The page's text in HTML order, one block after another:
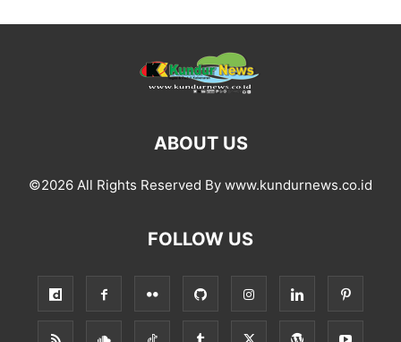
ABOUT US
©2026 All Rights Reserved By www.kundurnews.co.id
FOLLOW US